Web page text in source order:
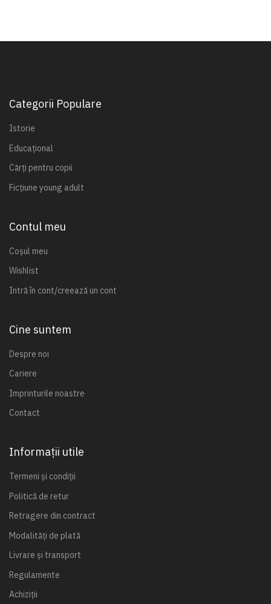
Categorii Populare
Istorie
Educațional
Cărți pentru copii
Ficțiune young adult
Contul meu
Coșul meu
Wishlist
Intră în cont/creează un cont
Cine suntem
Despre noi
Cariere
Imprinturile noastre
Contact
Informații utile
Termeni și condiții
Politică de retur
Retragere din contract
Modalități de plată
Livrare și transport
Regulamente
Achiziții